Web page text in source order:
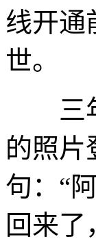
线开通
世。
三年
的照片
句：“
回来了